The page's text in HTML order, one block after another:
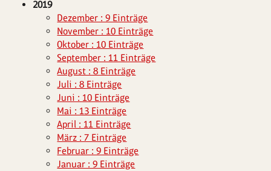
2019
Dezember : 9 Einträge
November : 10 Einträge
Oktober : 10 Einträge
September : 11 Einträge
August : 8 Einträge
Juli : 8 Einträge
Juni : 10 Einträge
Mai : 13 Einträge
April : 11 Einträge
März : 7 Einträge
Februar : 9 Einträge
Januar : 9 Einträge